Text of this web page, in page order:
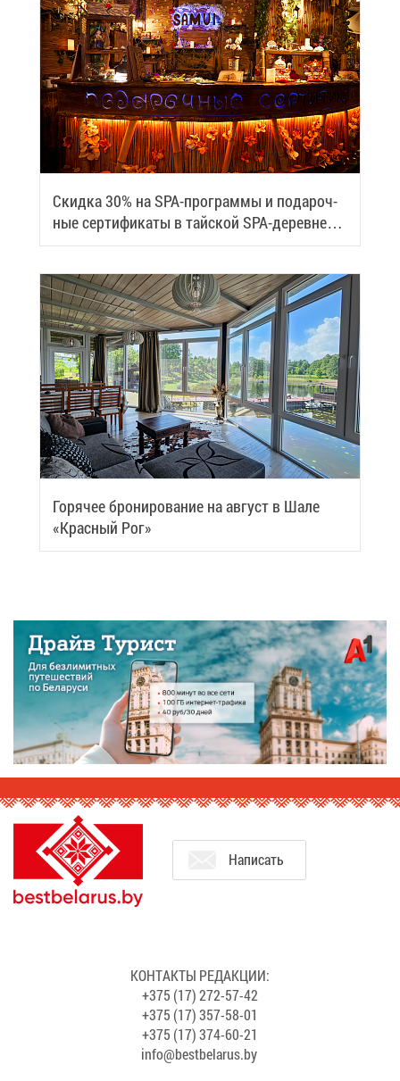
Скид­ка 30% на SPA-про­грам­мы и по­да­роч­
ные сер­ти­фи­ка­ты в тай­ской SPA-де­ревне
Samui
Го­ря­чее бро­ни­ро­ва­ние на ав­густ в Ша­ле
«Крас­ный Рог»
На­пи­сать
КОН­ТАК­ТЫ РЕ­ДАК­ЦИИ:
+375 (17) 272-57-42
+375 (17) 357-58-01
+375 (17) 374-60-21
info@​bes​tbel​arus.​by